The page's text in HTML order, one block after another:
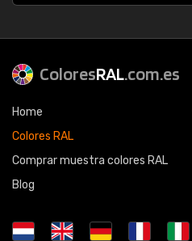
ColoresRAL.com.es
Home
Colores RAL
Comprar muestra colores RAL
Blog